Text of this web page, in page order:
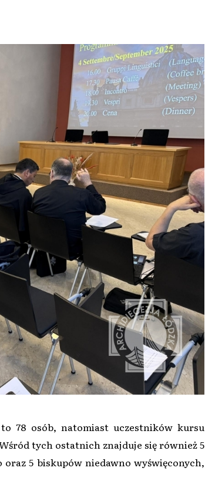
78 osób, natomiast uczestników kursu
tych ostatnich znajduje się również 5
5 biskupów niedawno wyświęconych,